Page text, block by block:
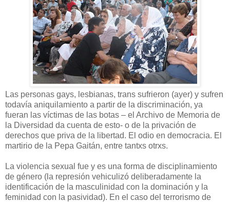
Las personas gays, lesbianas, trans sufrieron (ayer) y sufren
todavía aniquilamiento a partir de la discriminación, ya
fueran las víctimas de las botas – el Archivo de Memoria de
la Diversidad da cuenta de esto- o de la privación de
derechos que priva de la libertad. El odio en democracia. El
martirio de la Pepa Gaitán, entre tantxs otrxs.
La violencia sexual fue y es una forma de disciplinamiento
de género (la represión vehiculizó deliberadamente la
identificación de la masculinidad con la dominación y la
feminidad con la pasividad). En el caso del terrorismo de